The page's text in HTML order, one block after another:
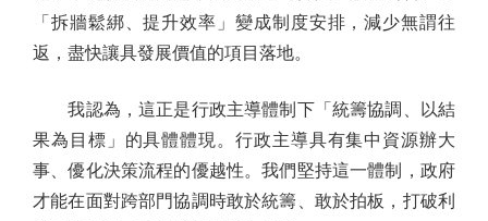
「拆牆鬆綁、提升效率」變成制度安排，減少無謂往
返，盡快讓具發展價值的項目落地。
我認為，這正是行政主導體制下「統籌協調、以結
果為目標」的具體體現。行政主導具有集中資源辦大
事、優化決策流程的優越性。我們堅持這一體制，政府
才能在面對跨部門協調時敢於統籌、敢於拍板，打破利